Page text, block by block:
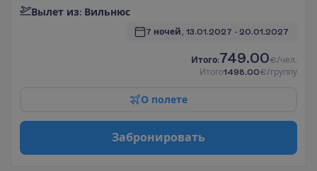
Вылет из: Вильнюс
7 ночей, 13.01.2027 - 20.01.2027
И того:749.00€/чел.
Итого1498.00€/группу
О полете
Забронировать